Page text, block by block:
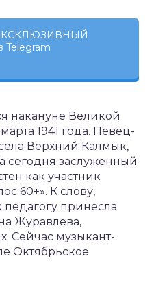
Telegram
накануне Великой
1941 года. Певец-
Верхний Калмык,
сегодня заслуженный
как участник
60+». К слову,
педагогу принесла
Журавлева,
Сейчас музыкант-
Октябрьское